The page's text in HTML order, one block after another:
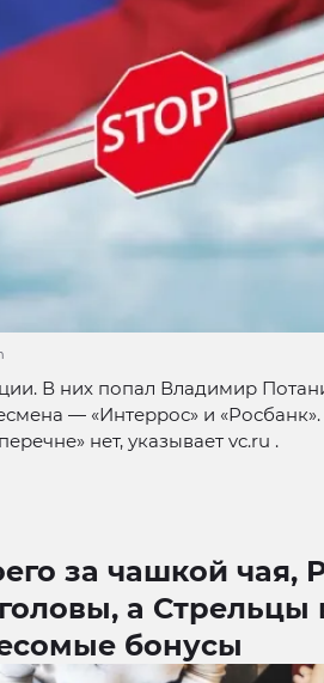
В них попал Владимир
— «Интеррос» и
нет, указывает vc.ru .
за чашкой чая,
а Стрельцы
бонусы